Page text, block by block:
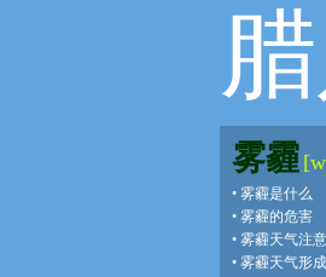
雾霾
• 雾霾是什么
• 雾霾的危害
• 雾霾天气注
• 雾霾天气形